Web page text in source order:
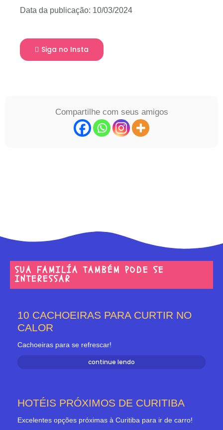
Data da publicação: 10/03/2024
Siga no Insta
Compartilhe com seus amigos
SUA FAMILÍA TAMBÉM PODE SE
INTERESSAR
10 CACHOEIRAS PARA CURTIR NO
CALOR
Cachoeiras para se refrescar!
continue lendo
HOTÉIS PRÓXIMOS DE CURITIBA
Excelentes opções próximas à Curitiba para ir de carro!